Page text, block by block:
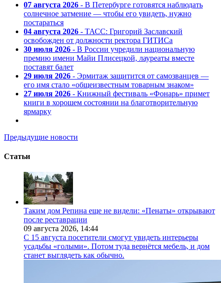
07 августа 2026 - В Петербурге готовятся наблюдать
солнечное затмение — чтобы его увидеть, нужно
постараться
04 августа 2026 - ТАСС: Григорий Заславский
освобожден от должности ректора ГИТИСа
30 июля 2026 - В России учредили национальную
премию имени Майи Плисецкой, лауреаты вместе
поставят балет
29 июля 2026 - Эрмитаж защитится от самозванцев —
его имя стало «общеизвестным товарным знаком»
27 июля 2026 - Книжный фестиваль «Фонарь» примет
книги в хорошем состоянии на благотворительную
ярмарку
Предыдущие новости
Статьи
Таким дом Репина еще не видели: «Пенаты» открывают
после реставрации
09 августа 2026, 14:44
С 15 августа посетители смогут увидеть интерьеры
усадьбы «голыми». Потом туда вернётся мебель, и дом
станет выглядеть как обычно.